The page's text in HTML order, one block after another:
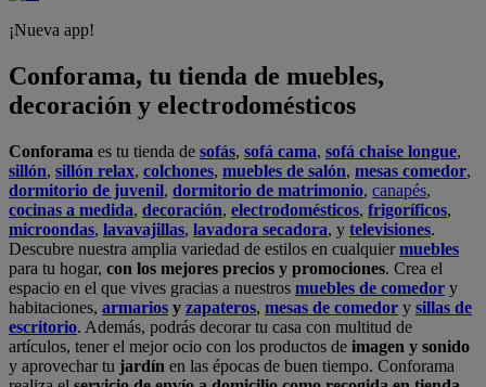
¡Nueva app!
Conforama, tu tienda de muebles,
decoración y electrodomésticos
Conforama es tu tienda de sofás, sofá cama, sofá chaise longue,
sillón, sillón relax, colchones, muebles de salón, mesas comedor,
dormitorio de juvenil, dormitorio de matrimonio, canapés,
cocinas a medida, decoración, electrodomésticos, frigoríficos,
microondas, lavavajillas, lavadora secadora, y televisiones.
Descubre nuestra amplia variedad de estilos en cualquiermuebles
para tu hogar, con los mejores precios y promociones. Crea el
espacio en el que vives gracias a nuestros muebles de comedor y
habitaciones, armarios y zapateros, mesas de comedor y sillas de
escritorio. Además, podrás decorar tu casa con multitud de
artículos, tener el mejor ocio con los productos de imagen y sonido
y aprovechar tu jardín en las épocas de buen tiempo. Conforama